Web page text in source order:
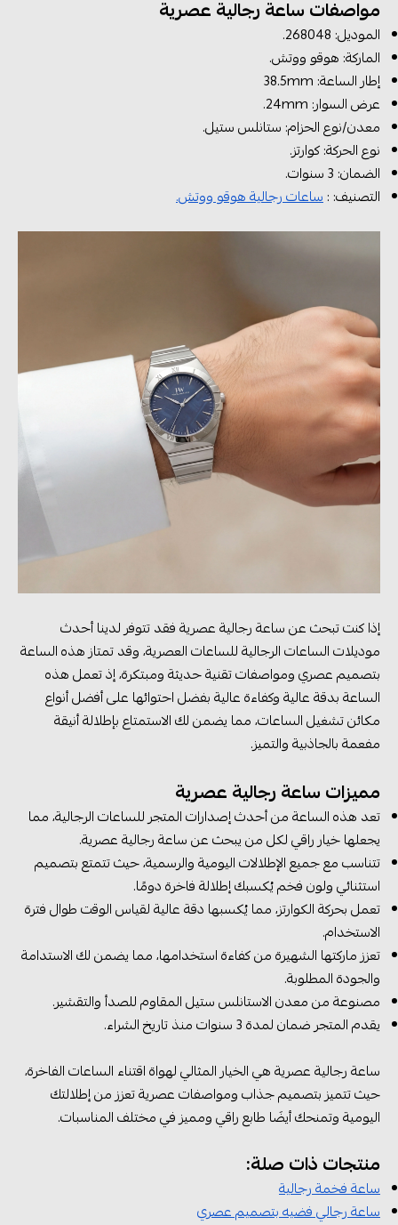
مواصفات ساعة رجالية عصرية
الموديل: 268048.
الماركة: هوقو ووتش.
إطار الساعة: 38.5mm
عرض السوار: 24mm.
معدن/نوع الحزام: ستانلس ستيل.
نوع الحركة: كوارتز.
الضمان: 3 سنوات.
التصنيف: :ساعات رجالية هوقو ووتش.
إذا كنت تبحث عن ساعة رجالية عصرية فقد تتوفر لدينا أحدث
موديلات الساعات الرجالية للساعات العصرية، وقد تمتاز هذه الساعة
بتصميم عصري ومواصفات تقنية حديثة ومبتكرة، إذ تعمل هذه
الساعة بدقة عالية وكفاءة عالية بفضل احتوائها على أفضل أنواع
مكائن تشغيل الساعات، مما يضمن لك الاستمتاع بإطلالة أنيقة
مفعمة بالجاذبية والتميز.
مميزات ساعة رجالية عصرية
تعد هذه الساعة من أحدث إصدارات المتجر للساعات الرجالية، مما
يجعلها خيار راقي لكل من يبحث عن ساعة رجالية عصرية.
تتناسب مع جميع الإطلالات اليومية والرسمية، حيث تتمتع بتصميم
استثنائي ولون فخم يُكسبك إطلالة فاخرة دومًا.
تعمل بحركة الكوارتز، مما يُكسبها دقة عالية لقياس الوقت طوال فترة
الاستخدام.
تعزز ماركتها الشهيرة من كفاءة استخدامها، مما يضمن لك الاستدامة
والجودة المطلوبة.
مصنوعة من معدن الاستانلس ستيل المقاوم للصدأ والتقشير.
يقدم المتجر ضمان لمدة 3 سنوات منذ تاريخ الشراء.
ساعة رجالية عصرية هي الخيار المثالي لهواة اقتناء الساعات الفاخرة،
حيث تتميز بتصميم جذاب ومواصفات عصرية تعزز من إطلالتك
اليومية وتمنحك أيضَا طابع راقي ومميز في مختلف المناسبات.
منتجات ذات صلة:
ساعة فخمة رجالية
ساعة رجالي فضيه بتصميم عصري